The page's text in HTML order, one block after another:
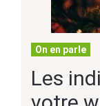
On en parle
Les